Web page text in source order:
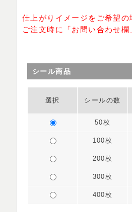
仕上がりイメージをご希望の
ご注文時に「お問い合わせ
シール商品
選択 シールの数
50枚
100枚
200枚
300枚
400枚